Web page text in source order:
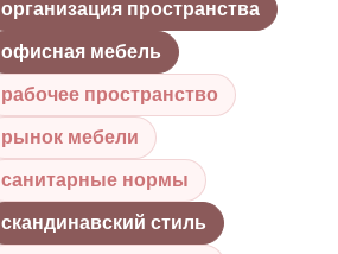
организация пространства
офисная мебель
рабочее пространство
рынок мебели
санитарные нормы
скандинавский стиль